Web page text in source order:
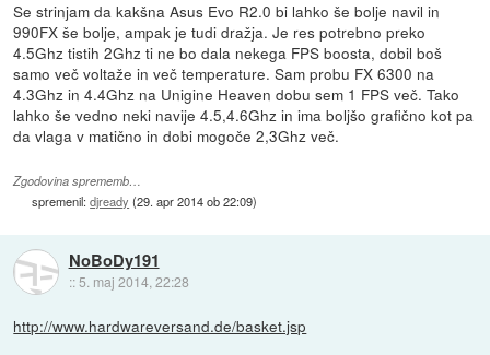
Se strinjam da kakšna Asus Evo R2.0 bi lahko še bolje navil in
990FX še bolje, ampak je tudi dražja. Je res potrebno preko
4.5Ghz tistih 2Ghz ti ne bo dala nekega FPS boosta, dobil boš
samo več voltaže in več temperature. Sam probu FX 6300 na
4.3Ghz in 4.4Ghz na Unigine Heaven dobu sem 1 FPS več. Tako
lahko še vedno neki navije 4.5,4.6Ghz in ima boljšo grafično kot pa
da vlaga v matično in dobi mogoče 2,3Ghz več.
Zgodovina sprememb…
spremenil:djready (29. apr 2014 ob 22:09)
NoBoDy191
:: 5. maj 2014, 22:28
http://www.hardwareversand.de/basket.jsp